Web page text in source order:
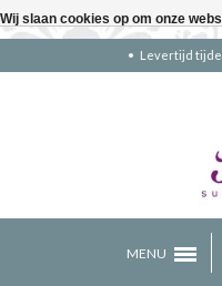
MENU
Wij slaan cookies op om onze